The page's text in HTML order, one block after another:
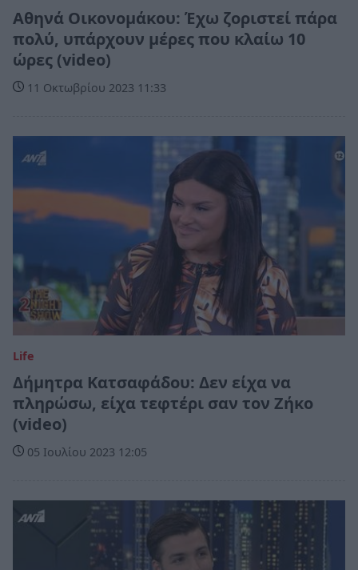
Αθηνά Οικονομάκου: Έχω ζοριστεί πάρα
πολύ, υπάρχουν μέρες που κλαίω 10
ώρες (video)
11 Οκτωβρίου 2023 11:33
Life
Δήμητρα Κατσαφάδου: Δεν είχα να
πληρώσω, είχα τεφτέρι σαν τον Ζήκο
(video)
05 Ιουλίου 2023 12:05